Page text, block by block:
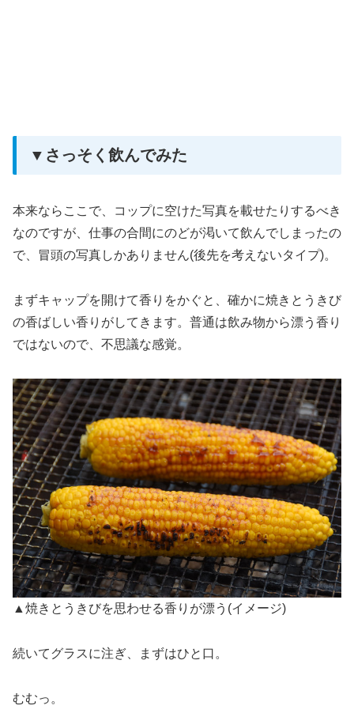
▼さっそく飲んでみた
本来ならここで、コップに空けた写真を載せたりするべき
なのですが、仕事の合間にのどが渇いて飲んでしまったの
で、冒頭の写真しかありません(後先を考えないタイプ)。
まずキャップを開けて香りをかぐと、確かに焼きとうきび
の香ばしい香りがしてきます。普通は飲み物から漂う香り
ではないので、不思議な感覚。
▲焼きとうきびを思わせる香りが漂う(イメージ)
続いてグラスに注ぎ、まずはひと口。
むむっ。